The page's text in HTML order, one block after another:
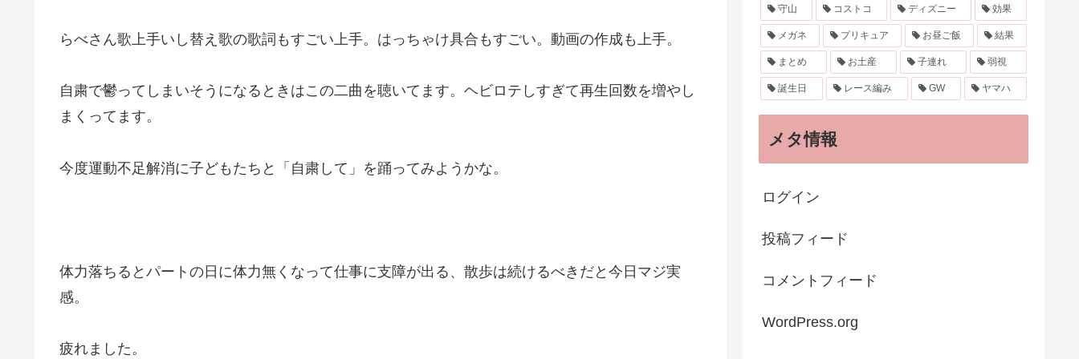
らべさん歌上手いし替え歌の歌詞もすごい上手。はっちゃけ具合もすごい。動画の作成も上手。
自粛で鬱ってしまいそうになるときはこの二曲を聴いてます。ヘビロテしすぎて再生回数を増やし
まくってます。
今度運動不足解消に子どもたちと「自粛して」を踊ってみようかな。
体力落ちるとパートの日に体力無くなって仕事に支障が出る、散歩は続けるべきだと今日マジ実
感。
疲れました。
守山 コストコ ディズニー 効果
メガネ プリキュア お昼ご飯 結果
まとめ お土産 子連れ 弱視
誕生日 レース編み GW ヤマハ
メタ情報
ログイン
投稿フィード
コメントフィード
WordPress.org